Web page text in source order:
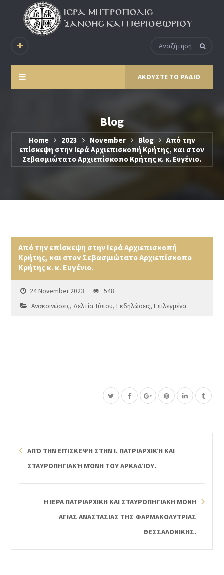
ΑΚΟΥΣΤΕ ΤΟ ΡΑΔΙΟ
Blog
Home 2023 November Blog
Από την
επίσκεψη στην Ιερά Αρχιεπισκοπή Κρήτης, και στον
Σεβασμιώτατο Αρχιεπίσκοπο Κρήτης κ. κ. Ευγένιο.
Από την επίσκεψη στην Ιερά Αρχιεπισκοπή
Κρήτης, και στον Σεβασμιώτατο Αρχιεπίσκοπο
Κρήτης κ. κ. Ευγένιο.
24 November 2023
548
Ανακοινώσεις, Δελτία Τύπου,Εκδηλώσεις,Επιλεγμένα
ΑΠΌ ΤΗΝ ΕΠΊΣΚΕΨΗ ΣΤΗΝ Ι. ΠΑΤΡΙΑΡΧΙΚΉ ΚΑΙ
ΣΤΑΥΡΟΠΗΓΙΑΚΉ ΜΌΝΗ ΤΟΥ ΑΡΚΑΔΊΟΥ.
Η ΙΕΡΑ ΠΑΤΡΙΑΡΧΙΚΗ ΚΑΙ ΣΤΑΥΡΟΠΗΓΙΑΚΗ ΜΟΝΗ
ΑΓΙΑΣ ΑΝΑΣΤΑΣΙΑΣ ΤΗΣ ΦΑΡΜΑΚΟΛΥΤΡΙΑΣ
ΘΕΣΣΑΛΟΝΙΚΗΣ.